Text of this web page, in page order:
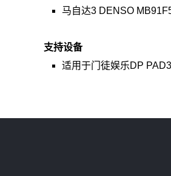
马自达3 DENSO
支持设备
适用于门徒娱乐DP